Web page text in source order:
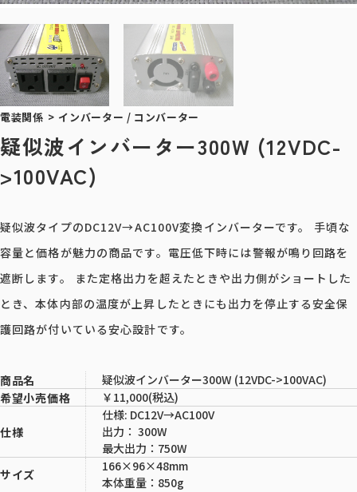
電装関係 > インバーター / コンバーター
疑似波インバーター300W (12VDC-
>100VAC)
疑似波タイプのDC12V→AC100V変換インバーターです。 手頃な
容量と価格が魅力の商品です。電圧低下時には警報が鳴り回路を
遮断します。 また定格出力を超えたときや出力側がショートした
とき、本体内部の温度が上昇したときにも出力を停止する安全保
護回路が付いている安心設計です。
商品名
疑似波インバーター300W (12VDC->100VAC)
希望小売価格
￥11,000(税込)
仕様
仕様: DC12V→AC100V
出力： 300W
最大出力：750W
サイズ
166×96×48mm
本体重量：850g